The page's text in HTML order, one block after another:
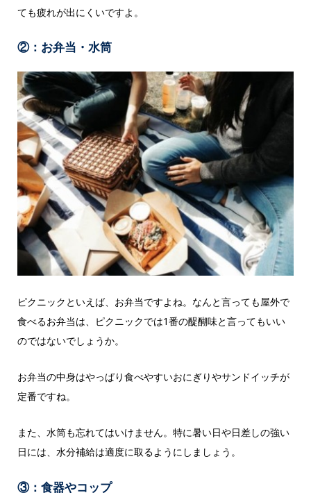
ても疲れが出にくいですよ。
②：お弁当・水筒
ピクニックといえば、お弁当ですよね。なんと言っても屋外で
食べるお弁当は、ピクニックでは1番の醍醐味と言ってもいい
のではないでしょうか。
お弁当の中身はやっぱり食べやすいおにぎりやサンドイッチが
定番ですね。
また、水筒も忘れてはいけません。特に暑い日や日差しの強い
日には、水分補給は適度に取るようにしましょう。
③：食器やコップ